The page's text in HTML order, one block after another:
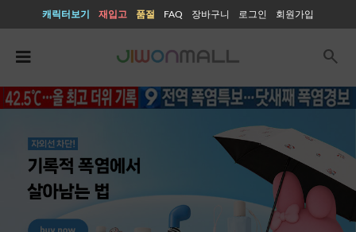
캐릭터보기 재입고 품절 FAQ 장바구니 로그인 회원가입
search